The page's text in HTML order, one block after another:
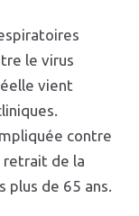
le virus
vient
contre
retrait de la
plus de 65 ans.